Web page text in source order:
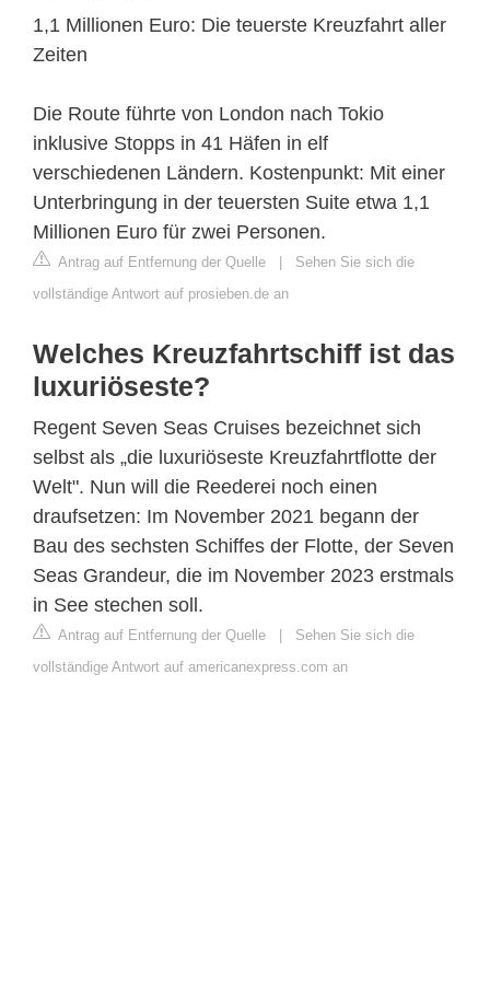
1,1 Millionen Euro: Die teuerste Kreuzfahrt aller
Zeiten
Die Route führte von London nach Tokio
inklusive Stopps in 41 Häfen in elf
verschiedenen Ländern. Kostenpunkt: Mit einer
Unterbringung in der teuersten Suite etwa 1,1
Millionen Euro für zwei Personen.
Antrag auf Entfernung der Quelle | Sehen Sie sich die
vollständige Antwort auf prosieben.de an
Welches Kreuzfahrtschiff ist das
luxuriöseste?
Regent Seven Seas Cruises bezeichnet sich
selbst als „die luxuriöseste Kreuzfahrtflotte der
Welt". Nun will die Reederei noch einen
draufsetzen: Im November 2021 begann der
Bau des sechsten Schiffes der Flotte, der Seven
Seas Grandeur, die im November 2023 erstmals
in See stechen soll.
Antrag auf Entfernung der Quelle | Sehen Sie sich die
vollständige Antwort auf americanexpress.com an